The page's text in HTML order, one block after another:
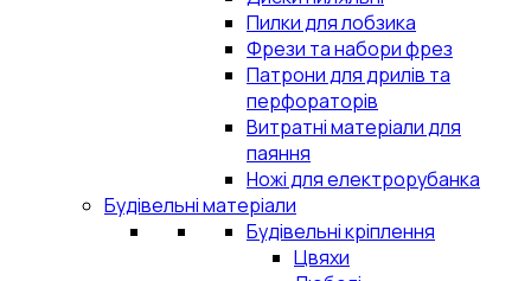
Пилки для лобзика
Фрези та набори фрез
Патрони для дрилів та
перфораторів
Витратні матеріали для
паяння
Ножі для електрорубанка
Будівельні матеріали
Будівельні кріплення
Цвяхи